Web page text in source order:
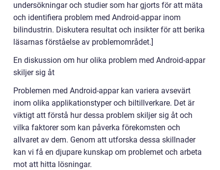
undersökningar och studier som har gjorts för att mäta
och identifiera problem med Android-appar inom
bilindustrin. Diskutera resultat och insikter för att berika
läsarnas förståelse av problemområdet.]
En diskussion om hur olika problem med Android-appar
skiljer sig åt
Problemen med Android-appar kan variera avsevärt
inom olika applikationstyper och biltillverkare. Det är
viktigt att förstå hur dessa problem skiljer sig åt och
vilka faktorer som kan påverka förekomsten och
allvaret av dem. Genom att utforska dessa skillnader
kan vi få en djupare kunskap om problemet och arbeta
mot att hitta lösningar.